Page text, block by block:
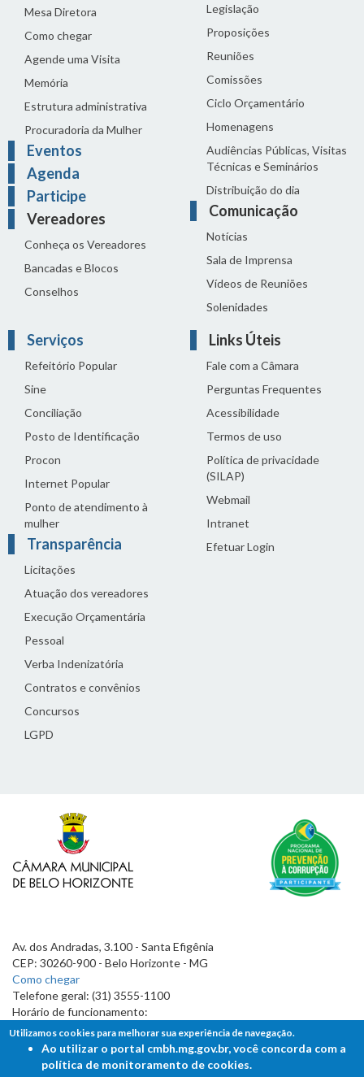
Mesa Diretora
Como chegar
Agende uma Visita
Memória
Estrutura administrativa
Procuradoria da Mulher
Eventos
Agenda
Participe
Vereadores
Conheça os Vereadores
Bancadas e Blocos
Conselhos
Legislação
Proposições
Reuniões
Comissões
Ciclo Orçamentário
Homenagens
Audiências Públicas, Visitas
Técnicas e Seminários
Distribuição do dia
Comunicação
Notícias
Sala de Imprensa
Vídeos de Reuniões
Solenidades
Serviços
Refeitório Popular
Sine
Conciliação
Posto de Identificação
Procon
Internet Popular
Ponto de atendimento à
mulher
Transparência
Licitações
Atuação dos vereadores
Execução Orçamentária
Pessoal
Verba Indenizatória
Contratos e convênios
Concursos
LGPD
Links Úteis
Fale com a Câmara
Perguntas Frequentes
Acessibilidade
Termos de uso
Política de privacidade
(SILAP)
Webmail
Intranet
Efetuar Login
Av. dos Andradas, 3.100 - Santa Efigênia
CEP: 30260-900 - Belo Horizonte - MG
Como chegar
Telefone geral: (31) 3555-1100
Horário de funcionamento:
7h às 19h
Utilizamos cookies para melhorar sua experiência de navegação.
Ao utilizar o portal cmbh.mg.gov.br, você concorda com a
política de monitoramento de cookies.